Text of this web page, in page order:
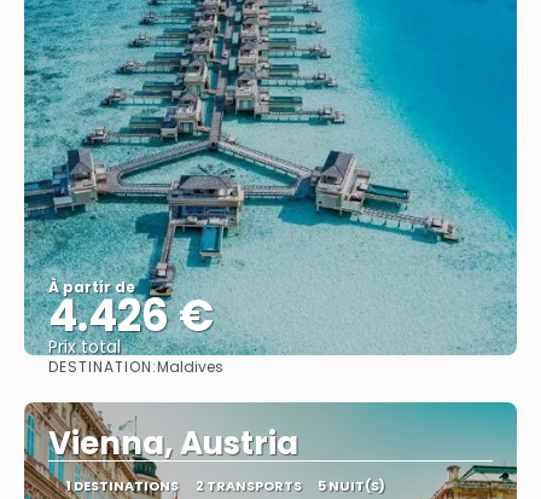
À partir de
4.426 €
Prix ​​total
DESTINATION:Maldives
Vienna, Austria
1 DESTINATIONS 2 TRANSPORTS 5 NUIT(S)